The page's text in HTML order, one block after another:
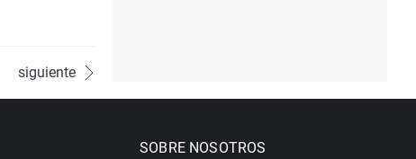
siguiente
SOBRE NOSOTROS